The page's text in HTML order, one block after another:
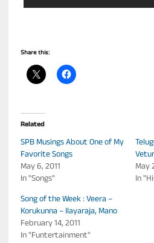
Share this:
Related
SPB Musings About One of My
Favorite Songs
May 6, 2011
In "Songs"
May
In
Song of the Week : Veera –
Korukunna – Ilayaraja, Mano
February 14, 2011
In "Funtertainment"